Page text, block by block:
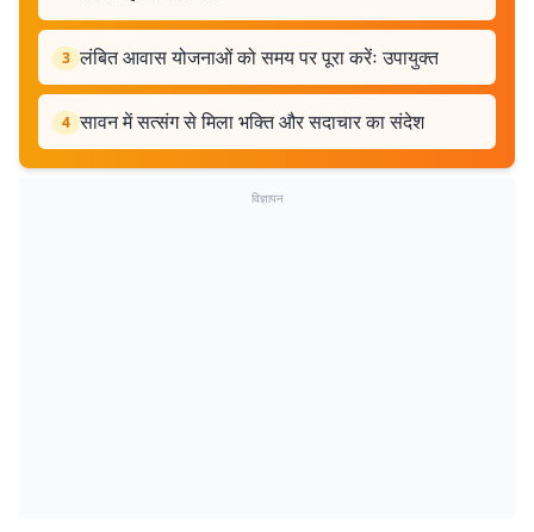
3 लंबित आवास योजनाओं को समय पर पूरा करेंः उपायुक्त
4 सावन में सत्संग से मिला भक्ति और सदाचार का संदेश
विज्ञापन